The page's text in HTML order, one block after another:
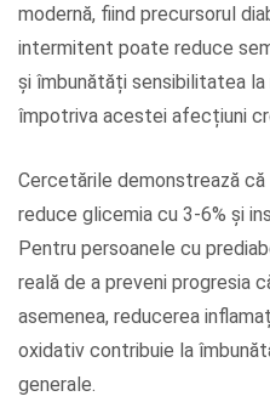
modernă, fiind precursorul
intermitent poate reduce
și îmbunătăți sensibilitatea la
împotriva acestei afecțiuni
Cercetările demonstrează că
reduce glicemia cu 3-6% și
Pentru persoanele cu
reală de a preveni progresia
asemenea, reducerea
oxidativ contribuie la
generale.